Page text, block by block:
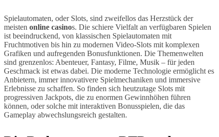
Spielautomaten, oder Slots, sind zweifellos das Herzstück der
meisten online casinos. Die schiere Vielfalt an verfügbaren Spielen
ist beeindruckend, von klassischen Spielautomaten mit
Fruchtmotiven bis hin zu modernen Video-Slots mit komplexen
Grafiken und aufregenden Bonusfunktionen. Die Themenwelten
sind grenzenlos: Abenteuer, Fantasy, Filme, Musik – für jeden
Geschmack ist etwas dabei. Die moderne Technologie ermöglicht es
Anbietern, immer innovativere Spielmechaniken und immersive
Erlebnisse zu schaffen. So finden sich heutzutage Slots mit
progressiven Jackpots, die zu enormen Gewinnhöhen führen
können, oder solche mit interaktiven Bonusspielen, die das
Gameplay abwechslungsreich gestalten.